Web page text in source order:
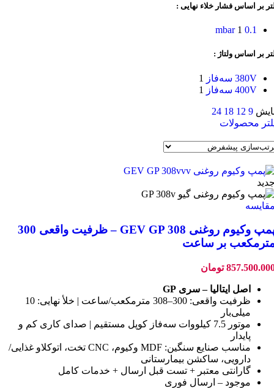
بر اساس فشار خلاء نهایی :
0.1 mbar
1
بر اساس ولتاژ :
380V سه‌فاز
1
400V سه‌فاز
1
9
12
18
24
محصولات
پمپ وکیوم روغنی GEV GP 308 – ظرفیت واقعی 300
بر ساعت
تومان
اصل ایتالیا – سری GP
ظرفیت واقعی: 300–308 مترمکعب/ساعت | خلأ نهایی: 10
میلی‌بار
موتور 7.5 کیلووات سه‌فاز کوپل مستقیم | صدای کاری کم و
پایدار
مناسب صنایع سنگین: MDF وکیوم، CNC تخت، اتوکلاو غذایی/
دارویی، ساکشن بیمارستانی
گارانتی معتبر + تست قبل ارسال + خدمات کامل
موجود – ارسال فوری